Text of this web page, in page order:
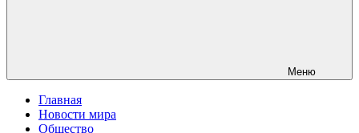
Меню
Главная
Новости мира
Общество